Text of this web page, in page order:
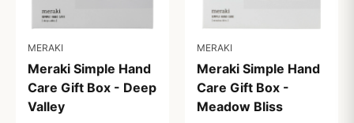
MERAKI
Meraki Simple Hand
Care Gift Box - Deep
Valley
MERAKI
Meraki Simple Hand
Care Gift Box -
Meadow Bliss